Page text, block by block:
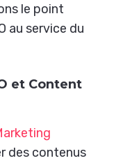
le point
au service du
et Content
des contenus